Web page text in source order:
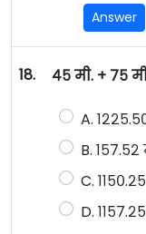
Answer
18. ४५ मी. + ७५
A.
B. १५७.५२
C.
D.